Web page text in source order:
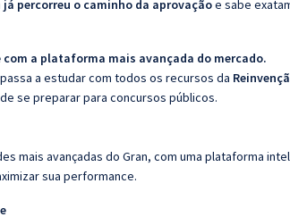
já percorreu o caminho da aprovaçãoe sabe
com a plataforma mais avançada do mercado.
a estudar com todos os recursos da
se preparar para concursos públicos.
mais avançadas do Gran, com uma plataforma
sua performance.